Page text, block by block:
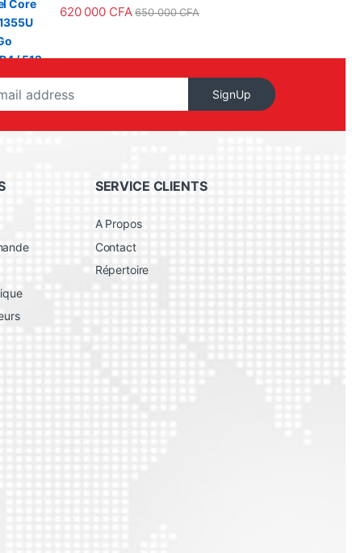
530 000 CFA à 3 150 000 CFA
620 000 CFA 650 000CFA
SignUp
SERVICE CLIENTS
A Propos
Contact
Répertoire